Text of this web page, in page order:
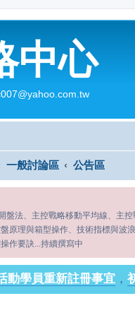
中心
一般討論區 公告區
盤法、主控戰略移動平均線、主
原理與箱型操作、技術指標與波
作要訣...持續撰寫中
動學員重新註冊事宜 ，